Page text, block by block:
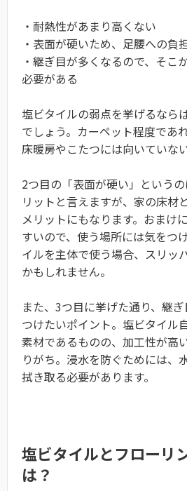
・耐熱性があまり高くない
・表面が硬いため、足腰への負
・継ぎ目が多くなるので、そこ
必要がある
塩ビタイルの弱点を挙げるなら
でしょう。カーペット程度であ
床暖房やこたつには向いていな
2つ目の「表面が硬い」という
リットと言えますが、家の床材
メリットにもなります。おまけ
すいので、使う場所には気をつ
イルを主体で使う場合、スリッ
かもしれません。
また、3つ目に挙げた通り、継
つけたいポイント。塩ビタイル
素材であるものの、加工性が高
りがち。浸水を防ぐためには、
拭き取る必要があります。
塩ビタイルとフローリ
は？